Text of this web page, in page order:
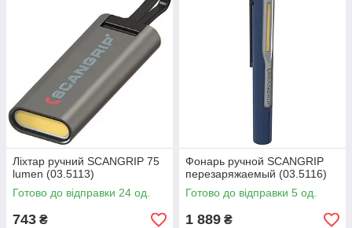
Ліхтар ручний SCANGRIP 75
lumen (03.5113)
Готово до відправки 24 од.
743 ₴
Фонарь ручной SCANGRIP
перезаряжаемый (03.5116)
Готово до відправки 5 од.
1 889 ₴